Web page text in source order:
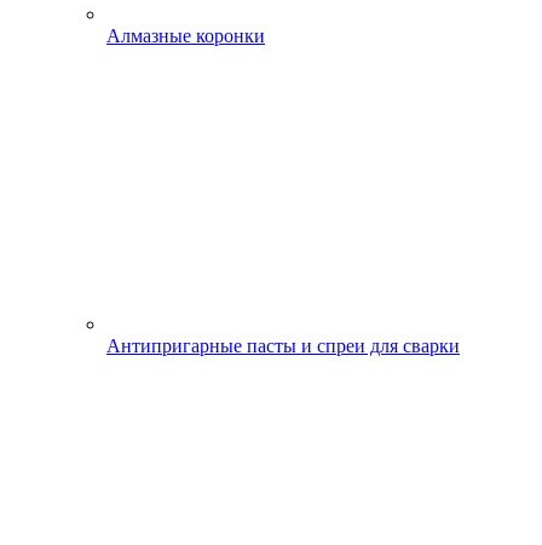
Алмазные коронки
Антипригарные пасты и спреи для сварки